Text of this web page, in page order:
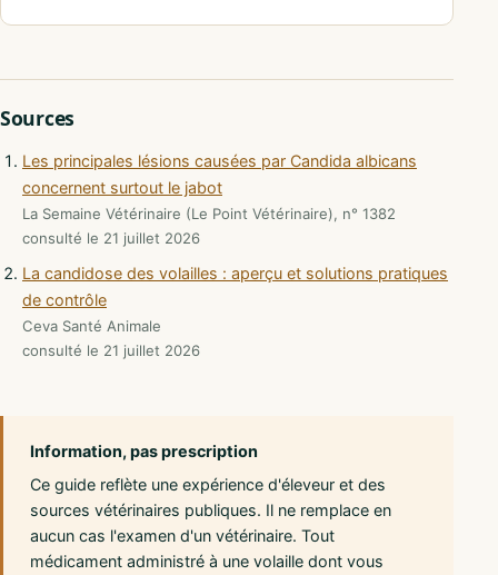
Sources
Les principales lésions causées par Candida albicans
concernent surtout le jabot
La Semaine Vétérinaire (Le Point Vétérinaire), n° 1382
consulté le 21 juillet 2026
La candidose des volailles : aperçu et solutions pratiques
de contrôle
Ceva Santé Animale
consulté le 21 juillet 2026
Information, pas prescription
Ce guide reflète une expérience d'éleveur et des
sources vétérinaires publiques. Il ne remplace en
aucun cas l'examen d'un vétérinaire. Tout
médicament administré à une volaille dont vous